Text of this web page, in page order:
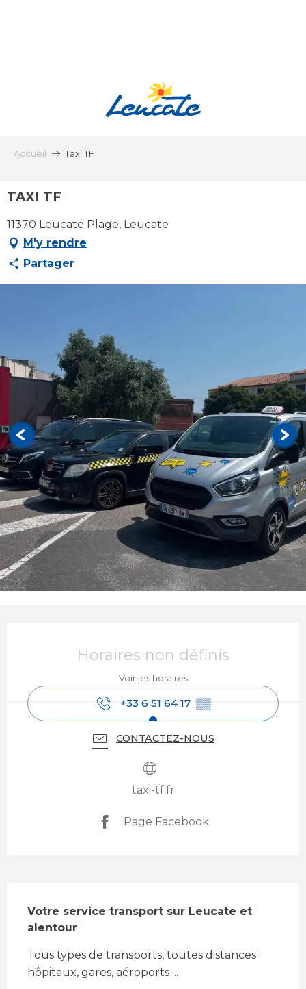
Accueil Taxi TF
TAXI TF
11370 Leucate Plage, Leucate
M'y rendre
Partager
Horaires non définis
Voir les horaires
+33 6 51 64 17 ▒▒
CONTACTEZ-NOUS
taxi-tf.fr
Page Facebook
Votre service transport sur Leucate et
alentour
Tous types de transports, toutes distances :
hôpitaux, gares, aéroports ...